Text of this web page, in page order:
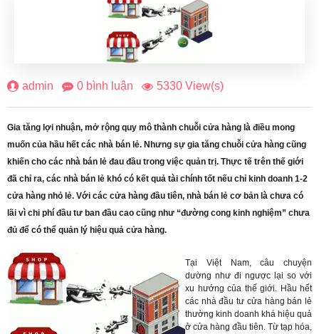
admin 0 bình luận 5330 View(s)
Gia tăng lợi nhuận, mở rộng quy mô thành chuỗi cửa hàng là điều mong
muốn của hầu hết các nhà bán lẻ. Nhưng sự gia tăng chuỗi cửa hàng cũng
khiến cho các nhà bán lẻ đau đầu trong việc quản trị. Thực tế trên thế giới
đã chỉ ra, các nhà bán lẻ khó có kết quả tài chính tốt nếu chỉ kinh doanh 1-2
cửa hàng nhỏ lẻ. Với các cửa hàng đầu tiên, nhà bán lẻ cơ bản là chưa có
lãi vì chi phí đầu tư ban đầu cao cũng như “đường cong kinh nghiệm” chưa
đủ để có thể quản lý hiệu quả cửa hàng.
Tại Việt Nam, câu chuyện
dường như đi ngược lại so với
xu hướng của thế giới. Hầu hết
các nhà đầu tư cửa hàng bán lẻ
thường kinh doanh khá hiệu quả
ở cửa hàng đầu tiên. Từ tạp hóa,